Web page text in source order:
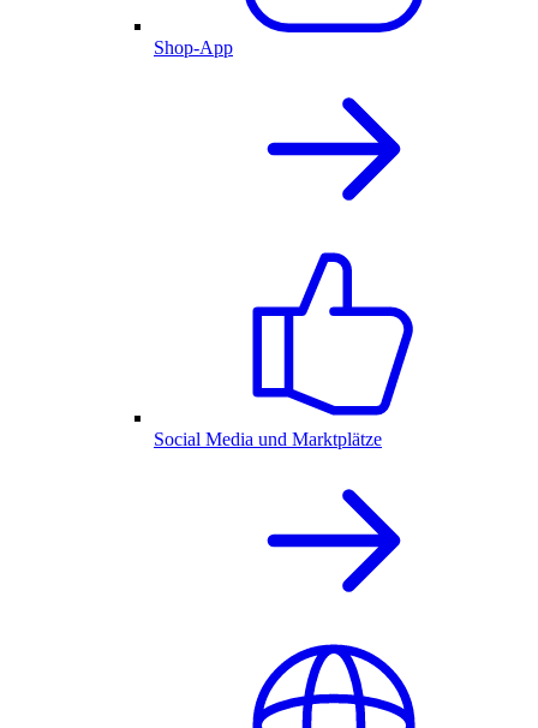
Shop-App
Social Media und Marktplätze